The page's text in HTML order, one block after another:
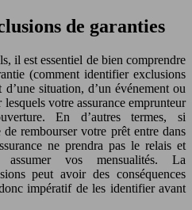
de garanties
il est essentiel de bien comprendre
(comment identifier exclusions
situation, d’un événement ou
votre assurance emprunteur
En d’autres termes, si
rembourser votre prêt entre dans
ne prendra pas le relais et
vos mensualités. La
peut avoir des conséquences
impératif de les identifier avant